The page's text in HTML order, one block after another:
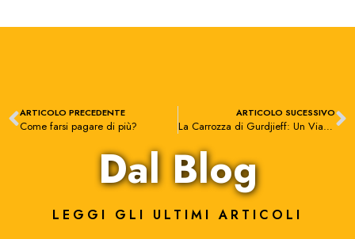
ARTICOLO PRECEDENTE
Come farsi pagare di più?
ARTICOLO SUCESSIVO
La Carrozza di Gurdjieff: Un Viaggio verso l’Equilibrio Interiore
Dal Blog
LEGGI GLI ULTIMI ARTICOLI